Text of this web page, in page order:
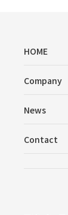
HOME
Company
News
Contact